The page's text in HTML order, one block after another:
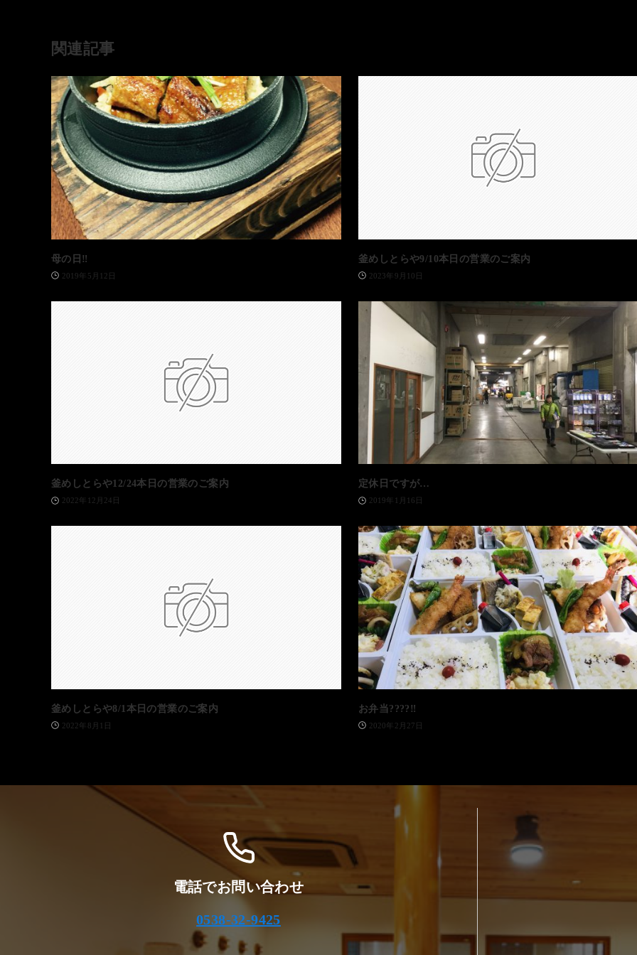
関連記事
母の日‼️
2019年5月12日
釜めしとらや9/10本日の営業のご案内
2023年9月10日
釜めしとらや12/24本日の営業のご案内
2022年12月24日
定休日ですが…
2019年1月16日
釜めしとらや8/1本日の営業のご案内
2022年8月1日
お弁当????‼️
2020年2月27日
電話でお問い合わせ
0538-32-9425